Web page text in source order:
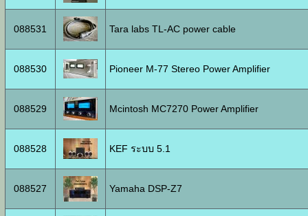
088531 Tara labs TL-AC power cable
088530 Pioneer M-77 Stereo Power Amplifier
088529 Mcintosh MC7270 Power Amplifier
088528 KEF ระบบ 5.1
088527 Yamaha DSP-Z7